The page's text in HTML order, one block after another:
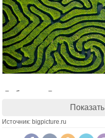
Лабиринт Лонглита
является крупнейшим
Источник: bigpicture.ru